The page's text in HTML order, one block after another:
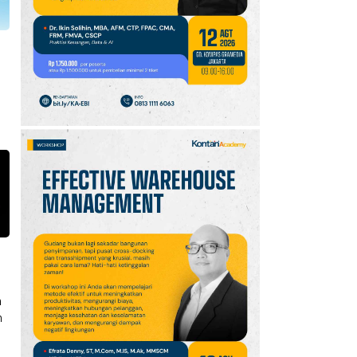
10 Klasemen Grup A Piala
AFF 2026: Ini Skenario
Indonesia Lolos ke
Semifinal